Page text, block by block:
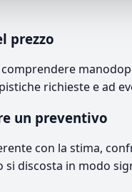
prezzo
richieste e ad
un preventivo
con la stima,
si discosta in modo